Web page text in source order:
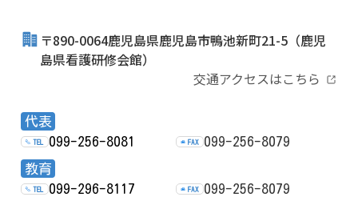
〒890-0064鹿児島県鹿児島市鴨池新町21-5 （鹿児
島県看護研修会館）
交通アクセスはこちら
代表
TEL 099-256-8081 FAX
099-256-8079
教育
TEL 099-296-8117 FAX
099-256-8079